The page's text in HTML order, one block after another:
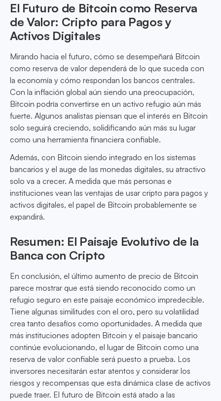
El Futuro de Bitcoin como Reserva
de Valor: Cripto para Pagos y
Activos Digitales
Mirando hacia el futuro, cómo se desempeñará Bitcoin
como reserva de valor dependerá de lo que suceda con
la economía y cómo respondan los bancos centrales.
Con la inflación global aún siendo una preocupación,
Bitcoin podría convertirse en un activo refugio aún más
fuerte. Algunos analistas piensan que el interés en Bitcoin
solo seguirá creciendo, solidificando aún más su lugar
como una herramienta financiera confiable.
Además, con Bitcoin siendo integrado en los sistemas
bancarios y el auge de las monedas digitales, su atractivo
solo va a crecer. A medida que más personas e
instituciones vean las ventajas de usar cripto para pagos y
activos digitales, el papel de Bitcoin probablemente se
expandirá.
Resumen: El Paisaje Evolutivo de la
Banca con Cripto
En conclusión, el último aumento de precio de Bitcoin
parece mostrar que está siendo reconocido como un
refugio seguro en este paisaje económico impredecible.
Tiene algunas similitudes con el oro, pero su volatilidad
crea tanto desafíos como oportunidades. A medida que
más instituciones adopten Bitcoin y el paisaje bancario
continúe evolucionando, el lugar de Bitcoin como una
reserva de valor confiable será puesto a prueba. Los
inversores necesitarán estar atentos y considerar los
riesgos y recompensas que esta dinámica clase de activos
puede traer. El futuro de Bitcoin está atado a las